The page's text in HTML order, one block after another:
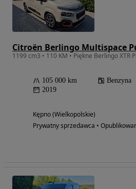
1199 cm3 • 110 KM • Piękne Berlingo XTR
105 000 km Benzyna
2019
Kępno (Wielkopolskie)
Prywatny sprzedawca •